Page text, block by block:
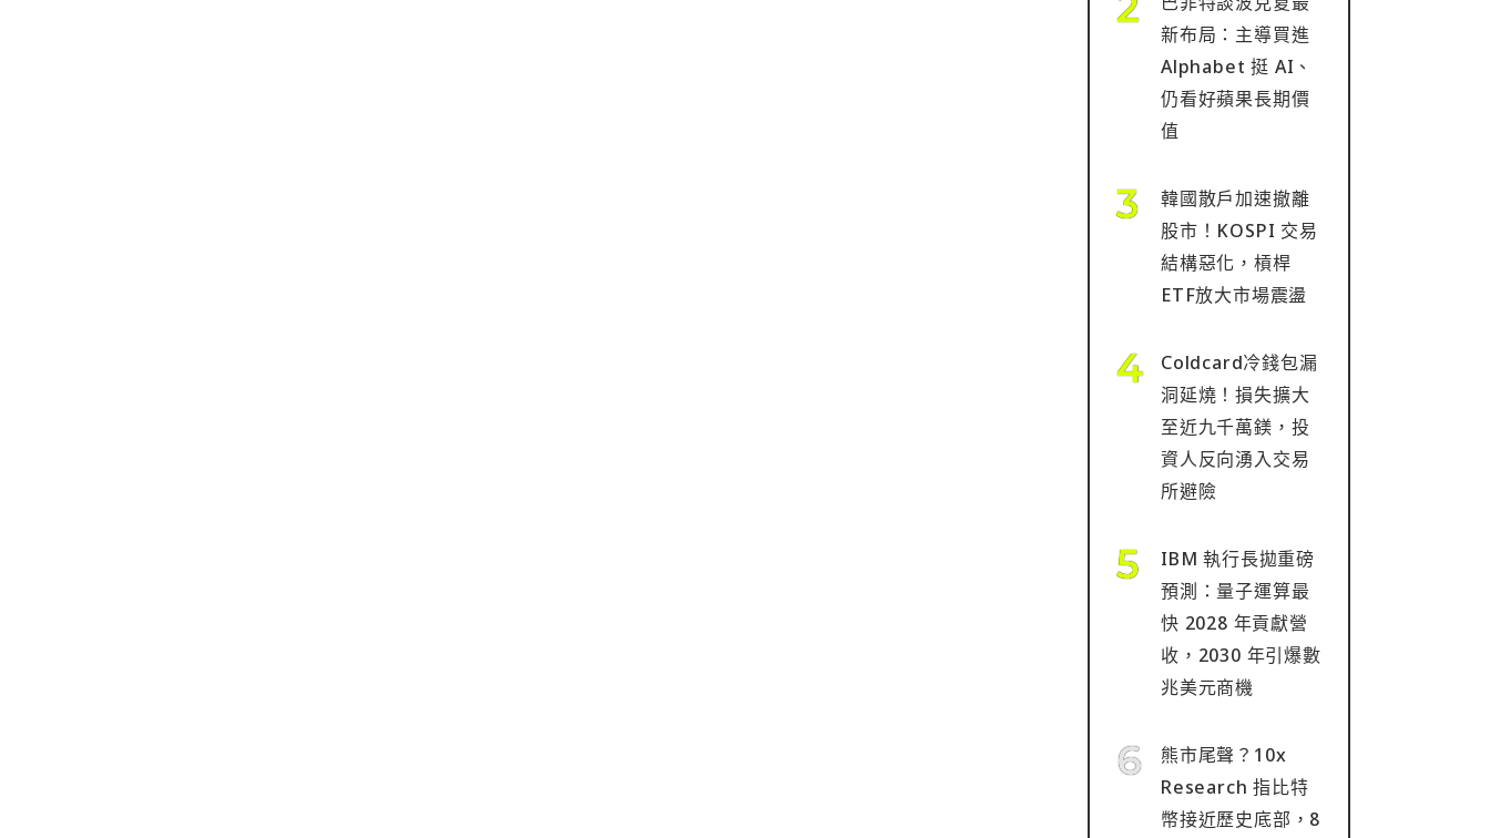
新布局：主導買進
Alphabet 挺 AI、
仍看好蘋果長期價
值
韓國散戶加速撤離
股市！KOSPI 交易
結構惡化，槓桿
ETF放大市場震盪
Coldcard冷錢包漏
洞延燒！損失擴大
至近九千萬鎂，投
資人反向湧入交易
所避險
IBM 執行長拋重磅
預測：量子運算最
快 2028 年貢獻營
收，2030 年引爆數
兆美元商機
熊市尾聲？10x
Research 指比特
幣接近歷史底部，8